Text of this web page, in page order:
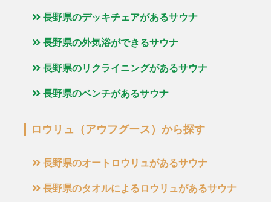
長野県のデッキチェアがあるサウナ
長野県の外気浴ができるサウナ
長野県のリクライニングがあるサウナ
長野県のベンチがあるサウナ
ロウリュ（アウフグース）から探す
長野県のオートロウリュがあるサウナ
長野県のタオルによるロウリュがあるサウナ